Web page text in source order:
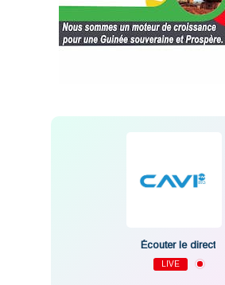
Écouter le direct
LIVE